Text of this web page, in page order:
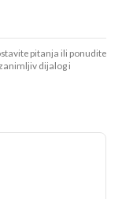
pitanja ili ponudite
dijalog i